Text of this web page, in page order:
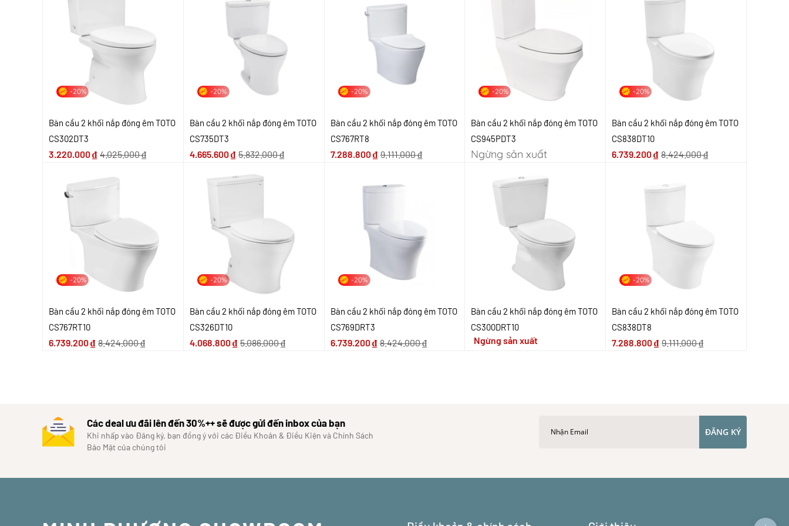
-20%
Bàn cầu 2 khối nắp đóng êm TOTO
CS302DT3
3.220.000₫ 4.025.000₫
-20%
Bàn cầu 2 khối nắp đóng êm TOTO
CS735DT3
4.665.600₫ 5.832.000₫
-20%
Bàn cầu 2 khối nắp đóng êm TOTO
CS767RT8
7.288.800₫ 9.111.000₫
-20%
Bàn cầu 2 khối nắp đóng êm TOTO
CS945PDT3
Ngừng sản xuất
-20%
Bàn cầu 2 khối nắp đóng êm TOTO
CS838DT10
6.739.200₫ 8.424.000₫
-20%
Bàn cầu 2 khối nắp đóng êm TOTO
CS767RT10
6.739.200₫ 8.424.000₫
-20%
Bàn cầu 2 khối nắp đóng êm TOTO
CS326DT10
4.068.800₫ 5.086.000₫
-20%
Bàn cầu 2 khối nắp đóng êm TOTO
CS769DRT3
6.739.200₫ 8.424.000₫
Bàn cầu 2 khối nắp đóng êm TOTO
CS300DRT10
Ngừng sản xuất
-20%
Bàn cầu 2 khối nắp đóng êm TOTO
CS838DT8
7.288.800₫ 9.111.000₫
Các deal ưu đãi lên đến 30%++ sẽ được gửi đến inbox của bạn
Khi nhấp vào Đăng ký, bạn đồng ý với các Điều Khoản & Điều Kiện và Chính Sách
Bảo Mật của chúng tôi
ĐĂNG KÝ